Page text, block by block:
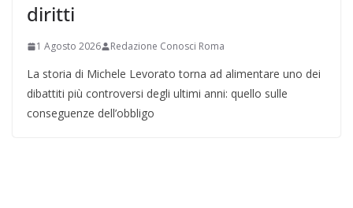
diritti
1 Agosto 2026 Redazione Conosci Roma
La storia di Michele Levorato torna ad alimentare uno dei
dibattiti più controversi degli ultimi anni: quello sulle
conseguenze dell’obbligo